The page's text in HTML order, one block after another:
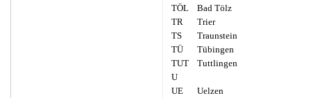
TÖL
Bad Tölz
TR
Trier
TS
Traunstein
TÜ
Tübingen
TUT
Tuttlingen
U
UE
Uelzen